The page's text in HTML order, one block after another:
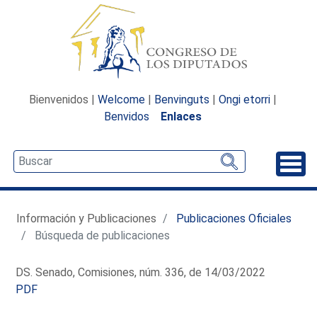
Bienvenidos | Welcome | Benvinguts | Ongi etorri |
Benvidos
Enlaces
Información y Publicaciones
Publicaciones Oficiales
Búsqueda de publicaciones
DS. Senado, Comisiones, núm. 336, de 14/03/2022
PDF